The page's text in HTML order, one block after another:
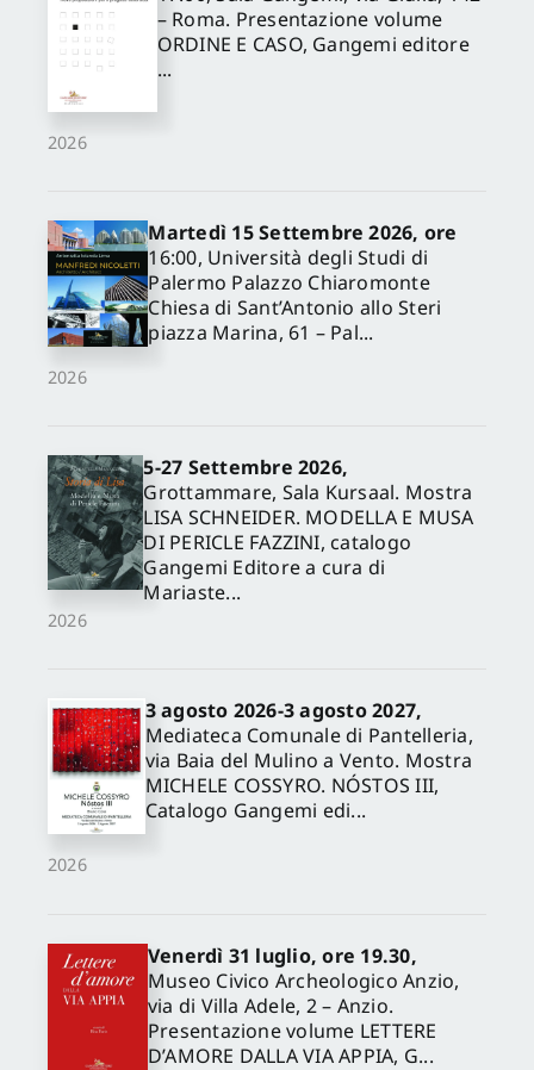
2026
– Roma. Presentazione volume
ORDINE E CASO, Gangemi editore
...
2026
Martedì 15 Settembre 2026, ore
16:00, Università degli Studi di
Palermo Palazzo Chiaromonte
Chiesa di Sant’Antonio allo Steri
piazza Marina, 61 – Pal...
2026
5-27 Settembre 2026,
Grottammare, Sala Kursaal. Mostra
LISA SCHNEIDER. MODELLA E MUSA
DI PERICLE FAZZINI, catalogo
Gangemi Editore a cura di
Mariaste...
2026
3 agosto 2026-3 agosto 2027,
Mediateca Comunale di Pantelleria,
via Baia del Mulino a Vento. Mostra
MICHELE COSSYRO. NÓSTOS III,
Catalogo Gangemi edi...
Venerdì 31 luglio, ore 19.30,
Museo Civico Archeologico Anzio,
via di Villa Adele, 2 – Anzio.
Presentazione volume LETTERE
D’AMORE DALLA VIA APPIA, G...